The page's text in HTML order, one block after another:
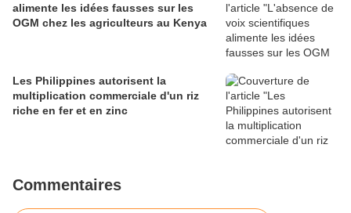
alimente les idées fausses sur les
OGM chez les agriculteurs au Kenya
Les Philippines autorisent la
multiplication commerciale d'un riz
riche en fer et en zinc
Commentaires